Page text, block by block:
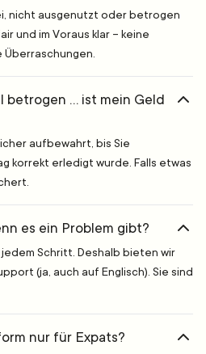
nicht ausgenutzt oder betrogen
und im Voraus klar – keine
betrogen … ist mein Geld
aufbewahrt, bis Sie
korrekt erledigt wurde. Falls etwas
es ein Problem gibt?
Schritt. Deshalb bieten wir
(ja, auch auf Englisch). Sie sind
nur für Expats?